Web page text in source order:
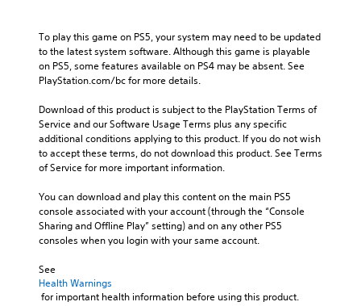
To play this game on PS5, your system may need to be updated
to the latest system software. Although this game is playable
on PS5, some features available on PS4 may be absent. See
PlayStation.com/bc for more details.
Download of this product is subject to the PlayStation Terms of
Service and our Software Usage Terms plus any specific
additional conditions applying to this product. If you do not wish
to accept these terms, do not download this product. See Terms
of Service for more important information.
You can download and play this content on the main PS5
console associated with your account (through the “Console
Sharing and Offline Play” setting) and on any other PS5
consoles when you login with your same account.
See
Health Warnings
for important health information before using this product.